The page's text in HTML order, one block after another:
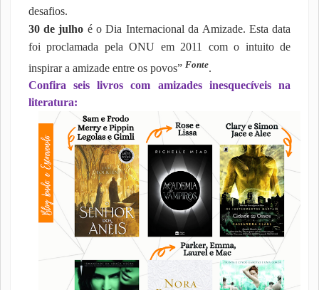
desafios.
30 de julho é o Dia Internacional da Amizade. Esta data
foi proclamada pela ONU em 2011 com o intuito de
inspirar a amizade entre os povos” Fonte.
Confira seis livros com amizades inesquecíveis na
literatura: